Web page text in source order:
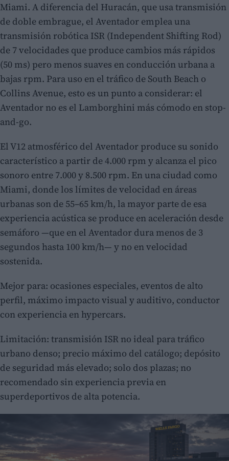
Miami. A diferencia del Huracán, que usa transmisión
de doble embrague, el Aventador emplea una
transmisión robótica ISR (Independent Shifting Rod)
de 7 velocidades que produce cambios más rápidos
(50 ms) pero menos suaves en conducción urbana a
bajas rpm. Para uso en el tráfico de South Beach o
Collins Avenue, esto es un punto a considerar: el
Aventador no es el Lamborghini más cómodo en stop-
and-go.
El V12 atmosférico del Aventador produce su sonido
característico a partir de 4.000 rpm y alcanza el pico
sonoro entre 7.000 y 8.500 rpm. En una ciudad como
Miami, donde los límites de velocidad en áreas
urbanas son de 55–65 km/h, la mayor parte de esa
experiencia acústica se produce en aceleración desde
semáforo —que en el Aventador dura menos de 3
segundos hasta 100 km/h— y no en velocidad
sostenida.
Mejor para: ocasiones especiales, eventos de alto
perfil, máximo impacto visual y auditivo, conductor
con experiencia en hypercars.
Limitación: transmisión ISR no ideal para tráfico
urbano denso; precio máximo del catálogo; depósito
de seguridad más elevado; solo dos plazas; no
recomendado sin experiencia previa en
superdeportivos de alta potencia.